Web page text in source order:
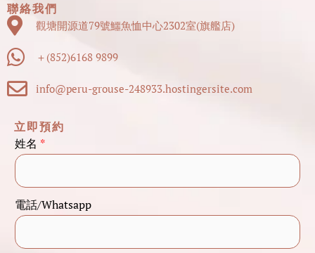
聯絡我們
觀塘開源道79號鱷魚恤中心2302室(旗艦店)
＋(852)6168 9899
info@peru-grouse-248933.hostingersite.com
立即預約
姓名 *
電話/Whatsapp